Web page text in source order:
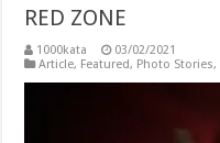
RED ZONE
1000kata
03/02/2021
Article, Featured, Photo Stories,